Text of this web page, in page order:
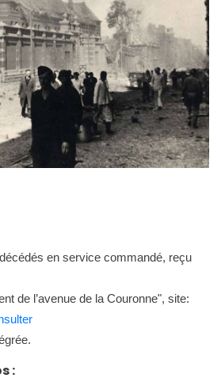
en service commandé, reçu
de l’avenue de la Couronne", site:
: